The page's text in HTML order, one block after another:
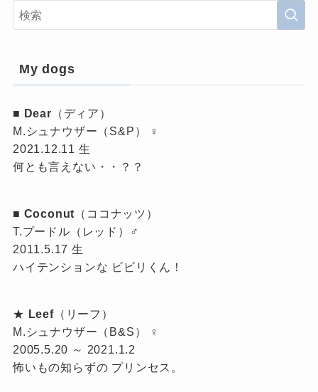
My dogs
■ Dear （ディア）
M.シュナウザー（S&P） ♀
2021.12.11 生
何とも言えない・・？？
■ Coconut （ココナッツ）
T.プードル（レッド）♂
2011.5.17 生
ハイテンションな ビビリくん！
★ Leef（リーフ）
M.シュナウザー（B&S） ♀
2005.5.20 ～ 2021.1.2
怖いもの知らずの プリンセス。